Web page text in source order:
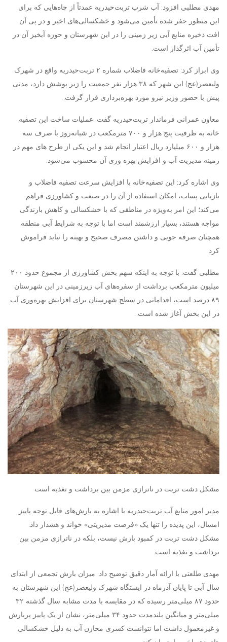
مهدی مطلبی افزود: آب شرب تربت‌حیدریه عمدتاً از چاه‌هایی که برای
این منظور حفر شده تأمین می‌شود و خشکسالی‌های اخیر و در پی آن
افت ذخیره منابع آبی زیر زمینی را در این شهرستان و حوزه آبخیز آن در
تأمین آب اثرگذار است.
وی ابراز کرد: تصفیه‌خانه فاضلاب شماره ۲ تربت‌حیدریه واقع در شهرک
ولیعصر(عج) این شهر که ۳۸ هزار نفر جمعیت را زیر پوشش دارد، مدتی
پیش با حضور وزیر نیرو مورد بهره‌برداری قرار گرفت.
معاون عمرانی فرماندار تربت‌حیدریه گفت: عملیات ساخت این تصفیه
خانه به ظرفیت پنج هزار و ۷۰۰ مترمکعب در شبانه‌روز با صرف سه
هزار و ۶۰۰ میلیارد ریال اعتبار انجام شد و این یکی از طرح های مهم در
زمینه مدیریت آب و افزایش بهره وری آن محسوب می‌شود.
وی اشاره کرد: این تصفیه‌خانه با افزایش سرعت تصفیه فاضلاب و
بازیابی پساب، امکان استفاده از آن را در صنعت و کشاورزی فراهم
می‌کند؛ این امر به‌ویژه در مناطقی که با خشکسالی و کاهش بارندگی
مواجه هستند، بسیار ارزشمند است اما با توجه به شرایط آبی منطقه
همچنان صرفه جویی و داشتن مصرف صحیح و بهینه را نباید فراموش
کرد.
مطلبی گفت: با توجه به اینکه سهم بخش کشاورزی از مجموع حدود ۲۰۰
میلیون مترمکعب برداشت از سفره‌های آب زیرزمینی در این شهرستان
۸۹ درصد است، اقداماتی در سطح شهرستان برای افزایش بهره‌وری آب
در این بخش آغاز شده است.
مشکل دشت تربت در ناترازی مزمن بین برداشت و تغذیه است
مدیر امور منابع آب تربت‌حیدریه با اشاره به بارش‌های قابل توجه پاییز
امسال، این پدیده را تنها یک «فرصت مدیریتی» خواند و هشدار داد:
مشکل دشت تربت در کمبود بارش نیست، بلکه در ناترازی مزمن بین
برداشت و تغذیه است.
مهدی طلعتی با ارائه آمار دقیق توضیح داد: میزان بارش تجمعی از ابتدای
سال آبی تا پایان آذرماه در ایستگاه شهرک ولیعصر(عج) این شهرستان به
حدود ۸۷ میلی‌متر رسیده که در مقایسه با مدت مشابه سال گذشته ۳۲
میلی‌متر و میانگین بلندمدت حدود ۳۴ میلی‌متر، نشان از یک پاییز پربارش
و غیرمعمول داشت اما نتوانست کسری مخازن آب به دلیل خشکسالی